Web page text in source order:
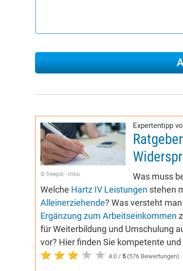
© freepik - mko
Expertentipp
Was muss
Welche Hartz IV Leistungen stehen
Alleinerziehende? Was versteht man
Ergänzung zum Arbeitseinkommen
für Weiterbildung und Umschulung
vor? Hier finden Sie kompetente
4.0 / 5(576 Bewertungen)